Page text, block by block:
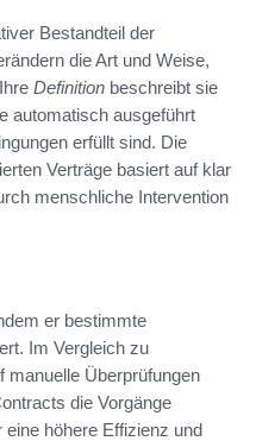
Bestandteil der
die Art und Weise,
Definition beschreibt sie
automatisch ausgeführt
erfüllt sind. Die
Verträge basiert auf klar
menschliche Intervention
er bestimmte
Im Vergleich zu
manuelle Überprüfungen
die Vorgänge
höhere Effizienz und